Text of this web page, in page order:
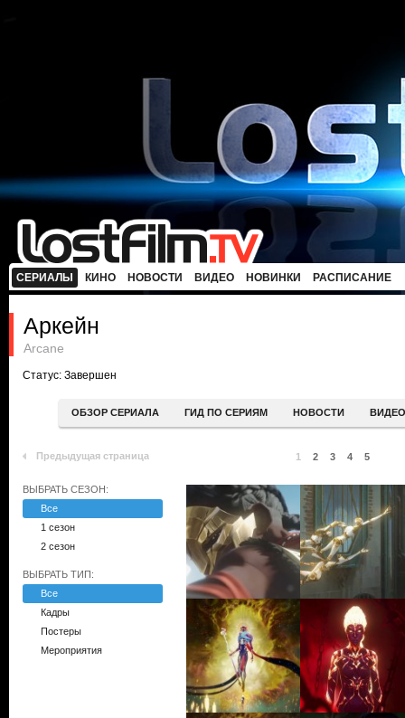
СЕРИАЛЫ КИНО НОВОСТИ ВИДЕО НОВИНКИ РАСПИСАНИЕ
Аркейн
Arcane
Статус: Завершен
ОБЗОР СЕРИАЛА ГИД ПО СЕРИЯМ НОВОСТИ ВИДЕО
Предыдущая страница 1 2 3 4 5
ВЫБРАТЬ СЕЗОН:
Все
1 сезон
2 сезон
ВЫБРАТЬ ТИП:
Все
Кадры
Постеры
Мероприятия